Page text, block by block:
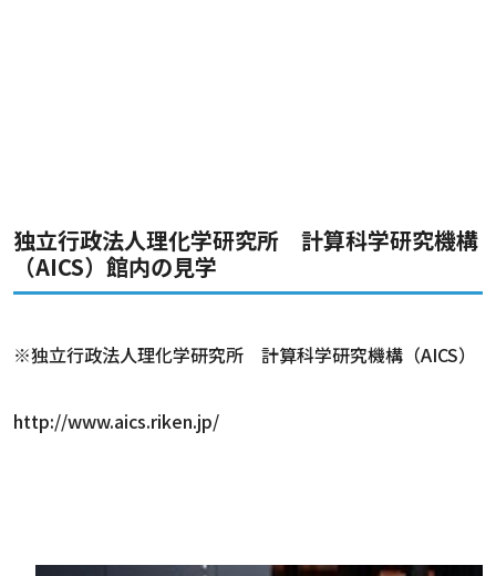
独立行政法人理化学研究所 計算科学研究機構
（AICS）館内の見学
※独立行政法人理化学研究所 計算科学研究機構（AICS）
http://www.aics.riken.jp/